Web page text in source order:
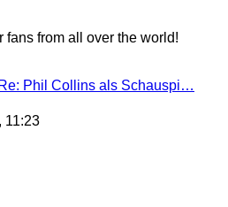
fans from all over the world!
Re: Phil Collins als Schauspi…
11:23